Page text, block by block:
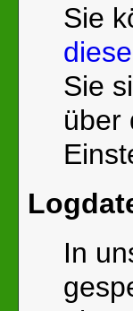
Sie
Sie
über
In